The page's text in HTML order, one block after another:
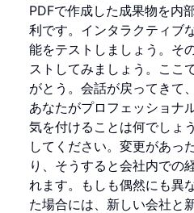
PDFで作成した成果物を内
利です。インタラクティブ
能をテストしましょう。そ
ストしてみましょう。ここ
がとう。会話が戻ってきて
あなたがプロフェッショナ
気を付けることは何でしょ
してください。変更があっ
り、そうすると会社内での
れます。もしも偶然にも異
た場合には、新しい会社と